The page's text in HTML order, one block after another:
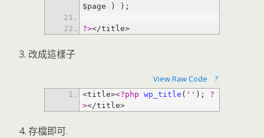
?></title>
改成這樣子
View Raw Code ?
<title><?php wp_title ( '' ); ?
></title>
存檔即可.